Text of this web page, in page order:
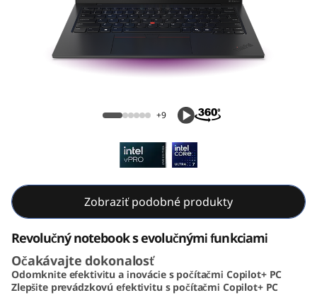
ThinkPad X1 Carbon Gen 13 Aura Edition
+9
Zobraziť podobné produkty
Revolučný notebook s evolučnými funkciami
Očakávajte dokonalosť
Odomknite efektivitu a inovácie s počítačmi Copilot+ PC
Zlepšite prevádzkovú efektivitu s počítačmi Copilot+ PC